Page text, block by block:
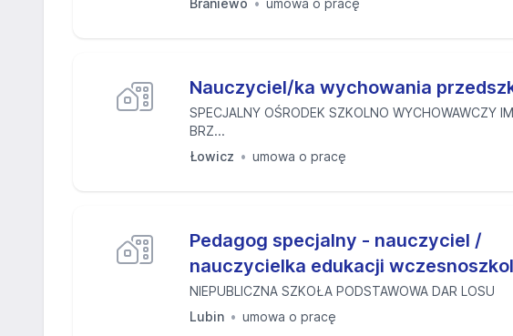
Braniewo
umowa o pracę
Nauczyciel/ka wychowania
SPECJALNY OŚRODEK SZKOLNO WYCHOWAWCZY
BRZ...
Łowicz
umowa o pracę
Pedagog specjalny - nauczyciel /
nauczycielka edukacji
NIEPUBLICZNA SZKOŁA PODSTAWOWA DAR LOSU
Lubin
umowa o pracę